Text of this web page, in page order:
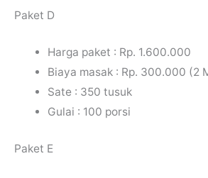
Paket D
Harga paket : Rp. 1.600.000
Biaya masak : Rp. 300.000 (2
Sate : 350 tusuk
Gulai : 100 porsi
Paket E